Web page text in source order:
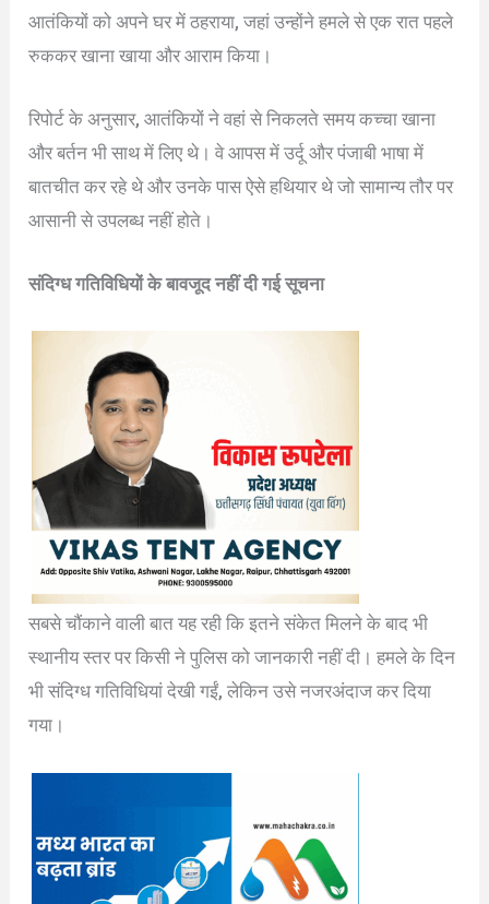
आतंकियों को अपने घर में ठहराया, जहां उन्होंने हमले से एक रात पहले
रुककर खाना खाया और आराम किया।
रिपोर्ट के अनुसार, आतंकियों ने वहां से निकलते समय कच्चा खाना
और बर्तन भी साथ में लिए थे। वे आपस में उर्दू और पंजाबी भाषा में
बातचीत कर रहे थे और उनके पास ऐसे हथियार थे जो सामान्य तौर पर
आसानी से उपलब्ध नहीं होते।
संदिग्ध गतिविधियों के बावजूद नहीं दी गई सूचना
सबसे चौंकाने वाली बात यह रही कि इतने संकेत मिलने के बाद भी
स्थानीय स्तर पर किसी ने पुलिस को जानकारी नहीं दी। हमले के दिन
भी संदिग्ध गतिविधियां देखी गईं, लेकिन उसे नजरअंदाज कर दिया
गया।